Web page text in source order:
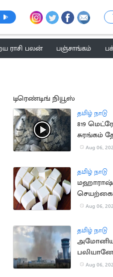
ராசி பலன் பஞ்சாங்கம்
டிரெண்டிங் நியூஸ்
தமிழ் நாடு
819
சுரங்கம்
நீலகிரி
Aug 06,
தமிழ் நாடு
ஓராண்டு
Aug 06,
தமிழ் நாடு
அமோனியா
Aug 06,